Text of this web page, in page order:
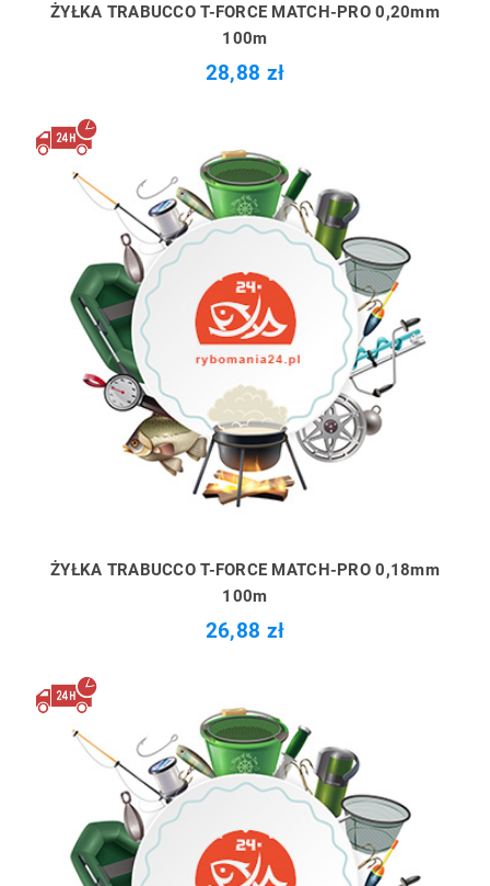
ŻYŁKA TRABUCCO T-FORCE MATCH-PRO 0,20mm
100m
28,88 zł
ŻYŁKA TRABUCCO T-FORCE MATCH-PRO 0,18mm
100m
26,88 zł